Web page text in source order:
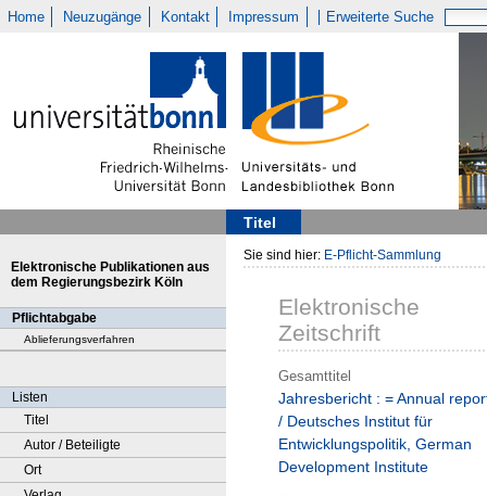
Home Neuzugänge Kontakt Impressum Erweiterte Suche
Titel
Elektronische Publikationen aus
dem Regierungsbezirk Köln
Pflichtabgabe
Ablieferungsverfahren
Listen
Titel
Autor / Beteiligte
Ort
Sie sind hier: E-Pflicht-Sammlung
Elektronische
Zeitschrift
Gesamttitel
Jahresbericht : = Annual
/ Deutsches Institut für
Entwicklungspolitik, German
Development Institute